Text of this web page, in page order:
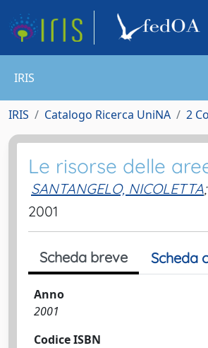
IRIS
IRIS Catalogo Ricerca UniNA 2
Le risorse delle
SANTANGELO, NICOLETTA;
2001
Scheda breve Scheda
Anno
2001
Codice ISBN